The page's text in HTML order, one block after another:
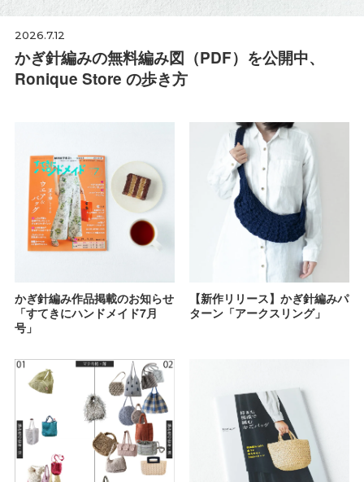
2026.7.12
かぎ針編みの無料編み図（PDF）を公開中、
Ronique Store の歩き方
かぎ針編み作品掲載のお知らせ
「すてきにハンドメイド7月
号」
【新作リリース】かぎ針編みパ
ターン「アークスリング」